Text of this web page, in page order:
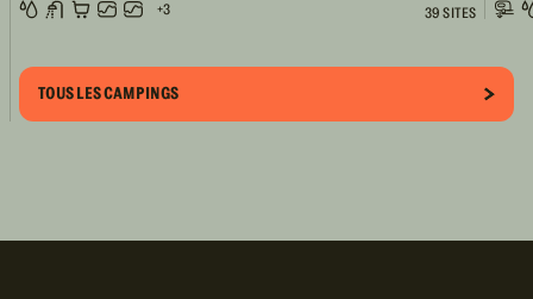
+3 39 SITES
TOUS LES CAMPINGS